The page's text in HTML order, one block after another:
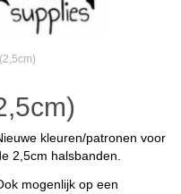
kleuren/patronen voor
2,5cm halsbanden.
mogenlijk op een